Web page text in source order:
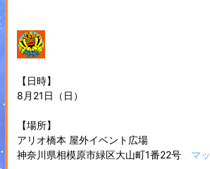
【日時】
8月21日（日）
【場所】
アリオ橋本 屋外イベント広場
神奈川県相模原市緑区大山町1番22号 マ